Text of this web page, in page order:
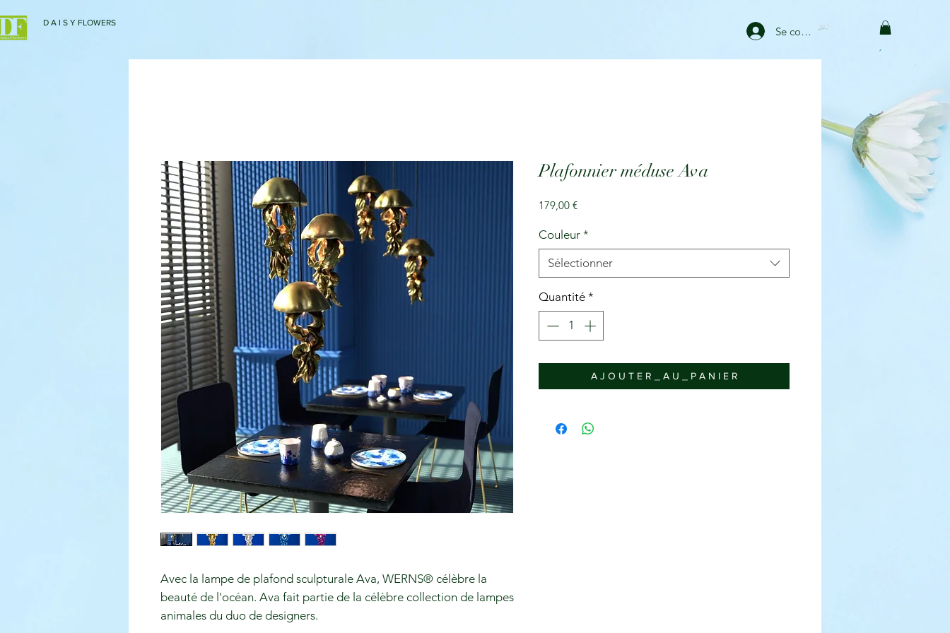
D A I S Y FLOWERS
Se connecter
Avec la lampe de plafond sculpturale Ava, WERNS® célèbre la
beauté de l'océan. Ava fait partie de la célèbre collection de lampes
animales du duo de designers.
Plafonnier méduse Ava
179,00 €Prix
Couleur *
Sélectionner
Quantité *
A J O U T E R _ A U _ P A N I E R